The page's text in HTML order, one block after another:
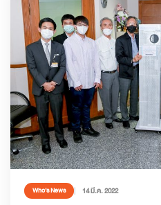
Who’s News 14 มี.ค. 2022